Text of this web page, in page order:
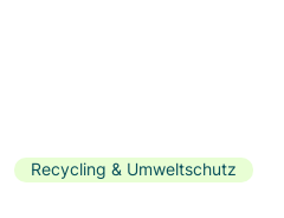
Recycling & Umweltschutz